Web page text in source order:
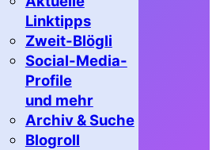
Linktipps
Zweit-Blögli
Social-Media-
Profile
und mehr
Archiv & Suche
Blogroll